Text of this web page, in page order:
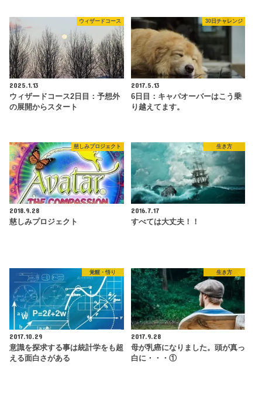
ウィザードコース
2025.1.13
ウィザードコース2日目：予想外
の展開からスタート
30日チャレンジ
2017.5.13
6日目：キャパオーバーはこう乗
り越えてます。
慈しみプロジェクト
2018.9.28
慈しみプロジェクト
生き方
2016.7.17
すべては大丈夫！！
覚醒・悟り
2017.10.29
意識を探求する事は統計学をも超
える面白さがある
生き方
2017.9.28
母が乳癌になりました。頭が真っ
白に・・・①